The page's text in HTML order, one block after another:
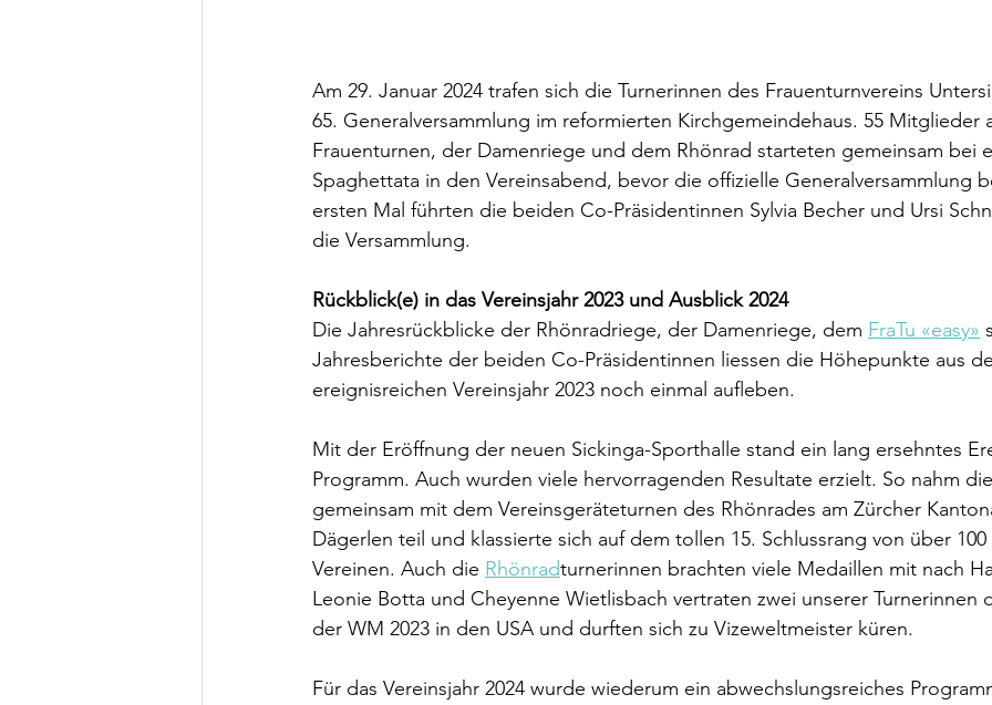
Am 29. Januar 2024 trafen sich die Turnerinnen des Frauenturnvereins
65. Generalversammlung im reformierten Kirchgemeindehaus. 55 Mitglieder
Frauenturnen, der Damenriege und dem Rhönrad starteten gemeinsam bei
Spaghettata in den Vereinsabend, bevor die offizielle Generalversammlung
ersten Mal führten die beiden Co-Präsidentinnen Sylvia Becher und Ursi
die Versammlung.
Rückblick(e) in das Vereinsjahr 2023 und Ausblick 2024
Die Jahresrückblicke der Rhönradriege, der Damenriege, dem FraTu «easy»
Jahresberichte der beiden Co-Präsidentinnen liessen die Höhepunkte aus
ereignisreichen Vereinsjahr 2023 noch einmal aufleben.
Mit der Eröffnung der neuen Sickinga-Sporthalle stand ein lang ersehntes
Programm. Auch wurden viele hervorragenden Resultate erzielt. So nahm
gemeinsam mit dem Vereinsgeräteturnen des Rhönrades am Zürcher
Dägerlen teil und klassierte sich auf dem tollen 15. Schlussrang von über
Vereinen. Auch die Rhönradturnerinnen brachten viele Medaillen mit nach
Leonie Botta und Cheyenne Wietlisbach vertraten zwei unserer Turnerinnen
der WM 2023 in den USA und durften sich zu Vizeweltmeister küren.
Für das Vereinsjahr 2024 wurde wiederum ein abwechslungsreiches